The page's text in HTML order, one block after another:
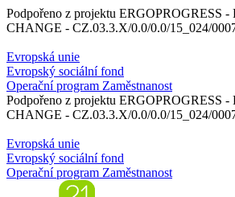
Podpořeno z projektu ERGOPROGRESS
CHANGE - CZ.03.3.X/0.0/0.0/15_024/
Evropská unie
Evropský sociální fond
Operační program Zaměstnanost
Podpořeno z projektu ERGOPROGRESS
CHANGE - CZ.03.3.X/0.0/0.0/15_024/
Evropská unie
Evropský sociální fond
Operační program Zaměstnanost